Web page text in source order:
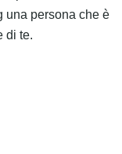
una persona che è
di te.